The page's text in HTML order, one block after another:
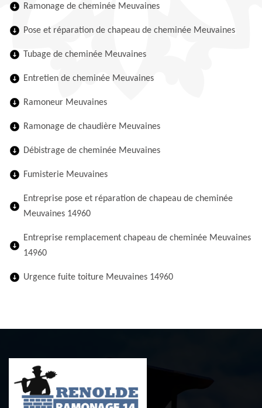
Ramonage de cheminée Meuvaines
Pose et réparation de chapeau de cheminée Meuvaines
Tubage de cheminée Meuvaines
Entretien de cheminée Meuvaines
Ramoneur Meuvaines
Ramonage de chaudière Meuvaines
Débistrage de cheminée Meuvaines
Fumisterie Meuvaines
Entreprise pose et réparation de chapeau de cheminée
Meuvaines 14960
Entreprise remplacement chapeau de cheminée Meuvaines
14960
Urgence fuite toiture Meuvaines 14960